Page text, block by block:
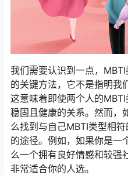
我们需要认识到一点，
的关键方法，它不是指明我
这意味着即使两个人的
稳固且健康的关系。然而，
么找到与自己MBTI类型相
的途径。例如，如果你是一
么一个拥有良好情感和较强
非常适合你的人选。